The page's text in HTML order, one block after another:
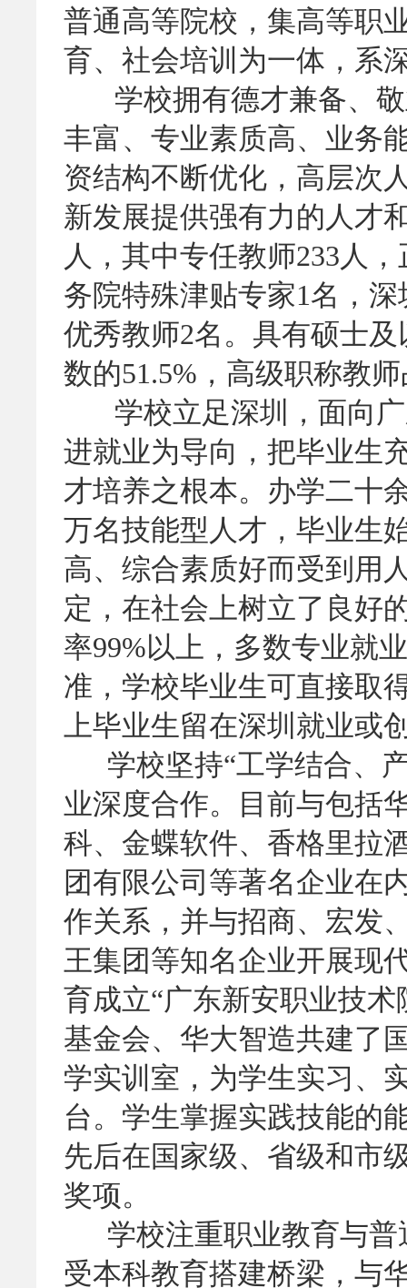
普通高等院校，集高等职
育、社会培训为一体，系
学校拥有德才兼备、敬
丰富、专业素质高、业务
资结构不断优化，高层次
新发展提供强有力的人才
人，其中专任教师233人
务院特殊津贴专家1名，
优秀教师2名。具有硕士
数的51.5%，高级职称教
学校立足深圳，面向广
进就业为导向，把毕业生
才培养之根本。办学二十
万名技能型人才，毕业生
高、综合素质好而受到用
定，在社会上树立了良好
率99%以上，多数专业就
准，学校毕业生可直接取
上毕业生留在深圳就业或
学校坚持“工学结合、
业深度合作。目前与包括
科、金蝶软件、香格里拉
团有限公司等著名企业在
作关系，并与招商、宏发
王集团等知名企业开展现
育成立“广东新安职业技
基金会、华大智造共建了
学实训室，为学生实习、
台。学生掌握实践技能的
先后在国家级、省级和市
奖项。
学校注重职业教育与普
受本科教育搭建桥梁，与